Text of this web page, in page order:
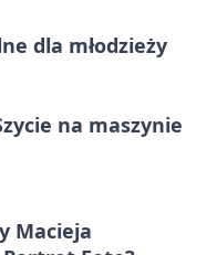
dla młodzieży
na maszynie
Macieja